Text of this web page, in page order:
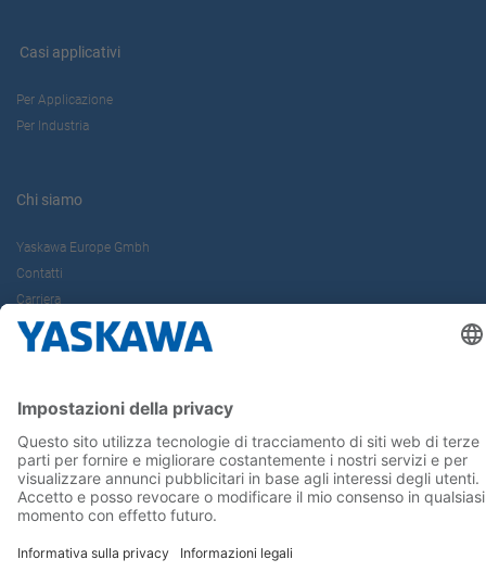
Casi applicativi
Per Applicazione
Per Industria
Chi siamo
Yaskawa Europe Gmbh
Contatti
Carriera
Conferma la tua presenza in Yaskawa
Seguici su...